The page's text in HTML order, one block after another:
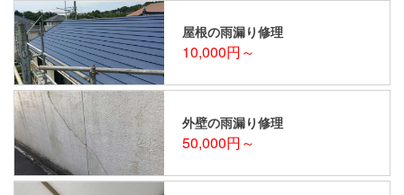
屋根の雨漏り修理
10,000円～
外壁の雨漏り修理
50,000円～